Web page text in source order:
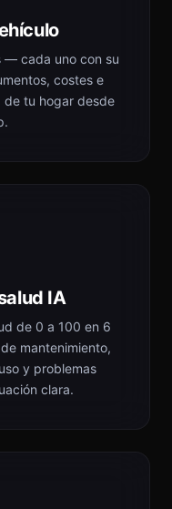
— cada uno con su
costes e
de tu hogar desde
IA
de 0 a 100 en 6
mantenimiento,
y problemas
clara.